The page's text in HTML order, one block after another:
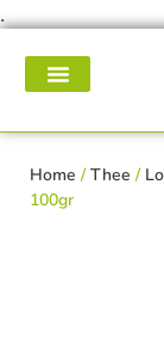
.
Home /Thee /
100gr